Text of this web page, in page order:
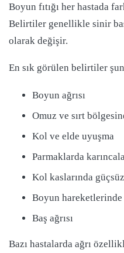
Boyun fıtığı her hastada
Belirtiler genellikle sinir
olarak değişir.
En sık görülen belirtiler
Boyun ağrısı
Omuz ve sırt
Kol ve elde uyuşma
Parmaklarda
Kol kaslarında
Boyun hareketlerinde
Baş ağrısı
Bazı hastalarda ağrı